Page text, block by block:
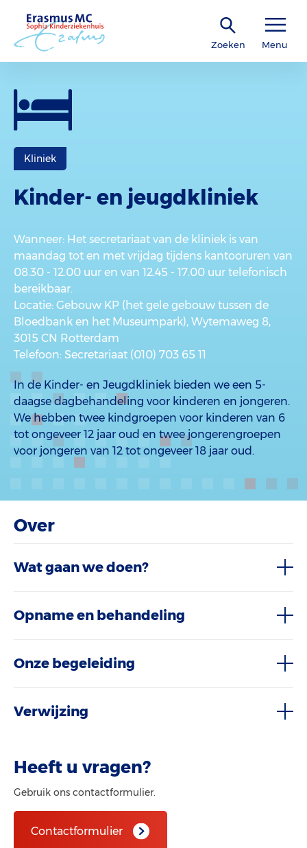
Zoeken Menu
Kliniek
Kinder- en jeugdkliniek
Wanneer: Het secretariaat van de kliniek is van
maandag tot en met vrijdag tijdens kantooruren van
08.30 - 12.00 uur en van 12.45 - 17.00 uur telefonisch
bereikbaar.
Locatie: Gebouw KP (het gele gebouw tussen de
Bloedbank en het Museumpark), Wytemaweg 8,
3015 CN Rotterdam
Telefoon: Secretariaat (010) 703 65 11
In de Kinder- en Jeugdkliniek bieden we een 5-
daagse dagbehandeling voor kinderen en jongeren.
We hebben twee kindgroepen voor kinderen van 6
tot ongeveer 12 jaar oud en twee jongerengroepen
voor jongeren van 12 tot ongeveer 18 jaar oud.
Over
Wat gaan we doen?
Opname en behandeling
Onze begeleiding
Verwijzing
Heeft u vragen?
Gebruik ons contactformulier.
Contactformulier